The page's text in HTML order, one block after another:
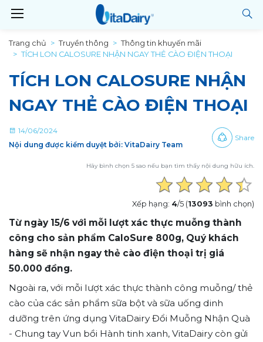
Trang chủ Truyền thông
Thông tin khuyến mãi
TÍCH LON CALOSURE NHẬN NGAY THẺ CÀO ĐIỆN THOẠI
TÍCH LON CALOSURE NHẬN
NGAY THẺ CÀO ĐIỆN THOẠI
14/06/2024
Nội dung được kiểm duyệt bởi: VitaDairy Team
Share
Hãy bình chọn 5 sao nếu bạn tìm thấy nội dung hữu ích.
Xếp hạng: 4/5 (13093 bình chọn)
Từ ngày 15/6 với mỗi lượt xác thực muỗng thành
công cho sản phẩm CaloSure 800g, Quý khách
hàng sẽ nhận ngay thẻ cào điện thoại trị giá
50.000 đồng.
Ngoài ra, với mỗi lượt xác thực thành công muỗng/ thẻ
cào của các sản phẩm sữa bột và sữa uống dinh
dưỡng trên ứng dụng VitaDairy Đổi Muỗng Nhận Quà
- Chung tay Vun bồi Hành tinh xanh, VitaDairy còn gửi